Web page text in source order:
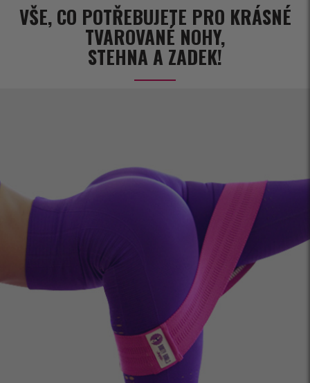
VŠE, CO POTŘEBUJETE PRO KRÁSNÉ
TVAROVANÉ NOHY,
STEHNA A ZADEK!